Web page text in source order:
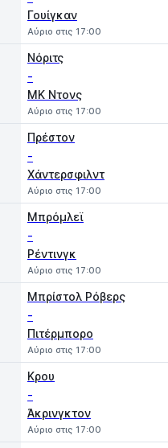
Γουίγκαν
Αύριο στις 17:00
Νόριτς
-
MK Ντονς
Αύριο στις 17:00
Πρέστον
-
Χάντερσφιλντ
Αύριο στις 17:00
Μπρόμλεϊ
-
Ρέντινγκ
Αύριο στις 17:00
Μπρίστολ Ρόβερς
-
Πιτέρμπορο
Αύριο στις 17:00
Κρου
-
Άκρινγκτον
Αύριο στις 17:00